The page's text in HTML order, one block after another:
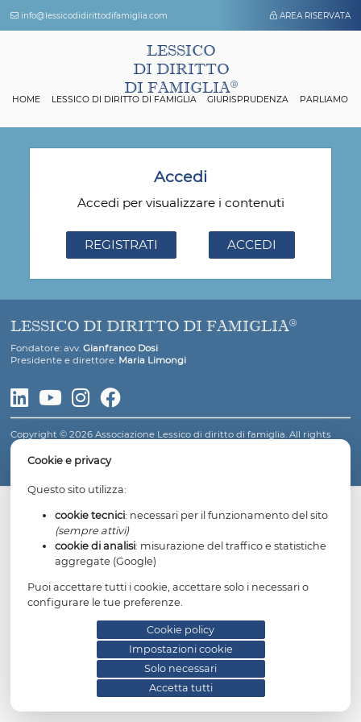
Cookie e privacy
cookie tecnici: necessari per il funzionamento
(sempre attivi)
cookie di analisi: misurazione del traffico e
aggregate (Google)
Puoi accettare tutti i cookie, accettare solo i necessari
configurare le tue preferenze.
info@lessicodidirittodifamiglia.com AREA
LESSICO
DI DIRITTO
DI FAMIGLIA
Accedi
Accedi per visualizzare i contenuti
LESSICO DI DIRITTO DI FAMIGLIA
Fondatore: avv.
Gianfranco Dosi
Copyright © 2026 Associazione Lessico di diritto di famiglia. All
reserved.
Informativa privacy
Cookie policy Impostazioni cookie